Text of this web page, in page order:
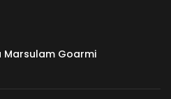
Marsulam Goarmi